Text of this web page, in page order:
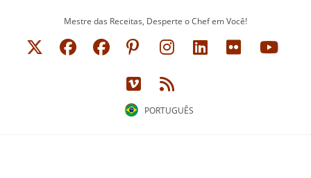
Mestre das Receitas, Desperte o Chef em Você!
PORTUGUÊS